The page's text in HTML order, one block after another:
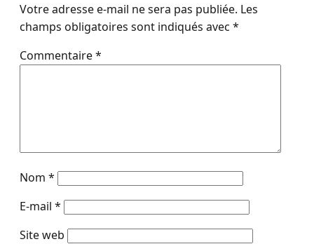
Votre adresse e-mail ne sera pas publiée. Les
champs obligatoires sont indiqués avec *
Commentaire*
Nom *
E-mail *
Site web